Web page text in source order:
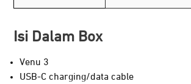
Isi Dalam Box
Venu 3
USB-C charging/data cable